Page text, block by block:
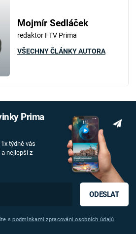
Mojmír Sedláček
redaktor FTV Prima
VŠECHNY ČLÁNKY AUTORA
Prima
týdně vás
nejlepší z
ODESLAT
spodmínkami zpracování osobních údajů